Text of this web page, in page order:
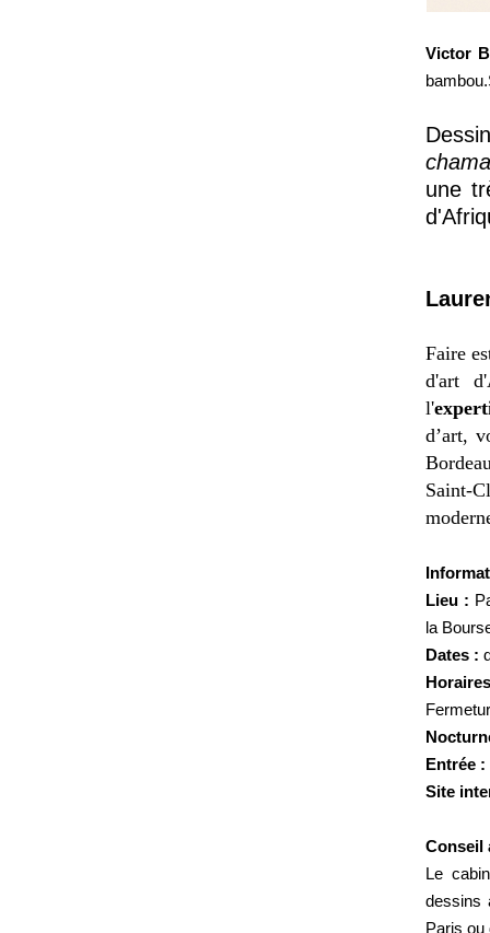
Victor
une
Faire
d'art
l'
d’art,
Saint-
Lieu :
la
Dates :
Entrée :
Site
Conseil
Le
dessins
Paris